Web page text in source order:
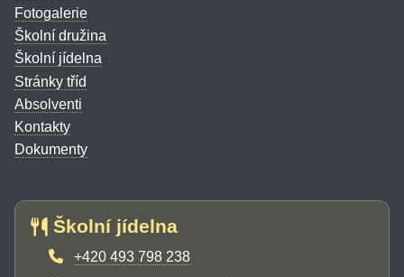
Fotogalerie
Školní družina
Školní jídelna
Stránky tříd
Absolventi
Kontakty
Dokumenty
Školní jídelna
+420 493 798 238